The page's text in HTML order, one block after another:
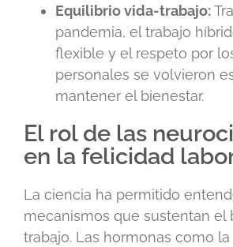
Equilibrio vida-trabajo:
pandemia, el trabajo
flexible y el respeto por
personales se volvieron
mantener el bienestar.
El rol de las
en la felicidad
La ciencia ha permitido
mecanismos que sustentan el
trabajo. Las hormonas como